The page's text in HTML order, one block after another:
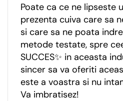
Poate ca ce ne lipseste
prezenta cuiva care sa
si care sa ne poata
metode testate, spre
SUCCES✨ in aceasta
sincer sa va oferiti
este a voastra si nu
Va imbratisez!